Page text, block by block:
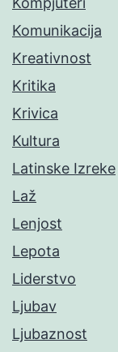
Komunikacija
Kreativnost
Kritika
Krivica
Kultura
Latinske Izreke
Laž
Lenjost
Lepota
Liderstvo
Ljubav
Ljubaznost